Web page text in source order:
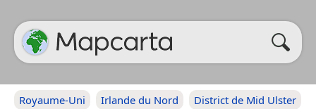
Royaume-Uni Irlande du Nord District de Mid Ulster